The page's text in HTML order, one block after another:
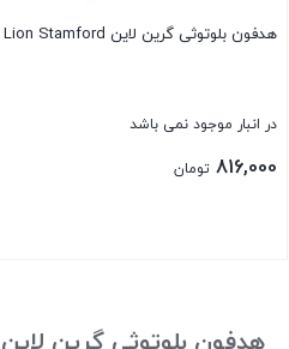
هدفون بلوتوثی گرین لاین Green Lion Stamford
در انبار موجود نمی باشد
816,000 تومان